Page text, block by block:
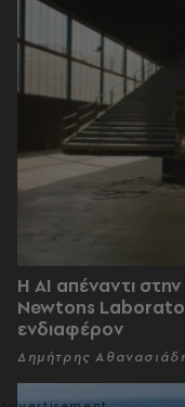
Η AI απέναντι
Newtons
ενδιαφέρον
Δημήτρης